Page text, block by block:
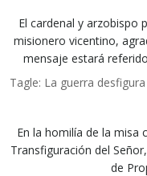
El cardenal y arzobispo
misionero vicentino,
mensaje estará
Tagle: La guerra
En la homilía de la misa
Transfiguración del
de